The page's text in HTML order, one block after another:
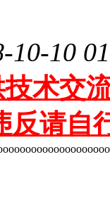
10-10
术交
反请自